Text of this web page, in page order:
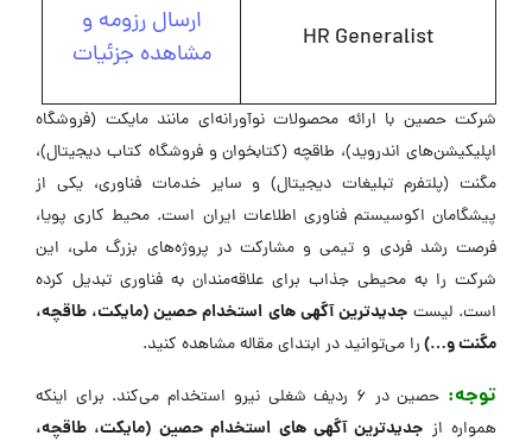
HR Generalist
ارسال رزومه و
مشاهده جزئیات
شرکت حصین با ارائه محصولات نوآورانه‌ای مانند مایکت (فروشگاه
اپلیکیشن‌های اندروید)، طاقچه (کتابخوان و فروشگاه کتاب دیجیتال)،
مگنت (پلتفرم تبلیغات دیجیتال) و سایر خدمات فناوری، یکی از
پیشگامان اکوسیستم فناوری اطلاعات ایران است. محیط کاری پویا،
فرصت رشد فردی و تیمی و مشارکت در پروژه‌های بزرگ ملی، این
شرکت را به محیطی جذاب برای علاقه‌مندان به فناوری تبدیل کرده
است. لیستجدیدترین آگهی های استخدام حصین (مایکت، طاقچه،
مگنت و…)را می‌توانید در ابتدای مقاله مشاهده کنید.
توجه:
حصین در 6 ردیف شغلی نیرو استخدام می‌کند. برای اینکه
همواره از جدیدترین آگهی های استخدام حصین (مایکت، طاقچه،